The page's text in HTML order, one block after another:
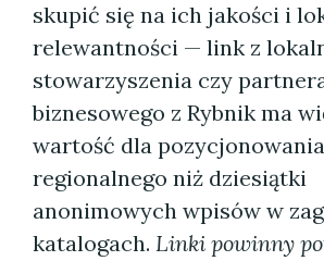
skupić się na ich jakości i
relewantności — link z
stowarzyszenia czy
biznesowego z Rybnik ma
wartość dla pozycjonowania
regionalnego niż dziesiątki
anonimowych wpisów w
katalogach. Linki powinny